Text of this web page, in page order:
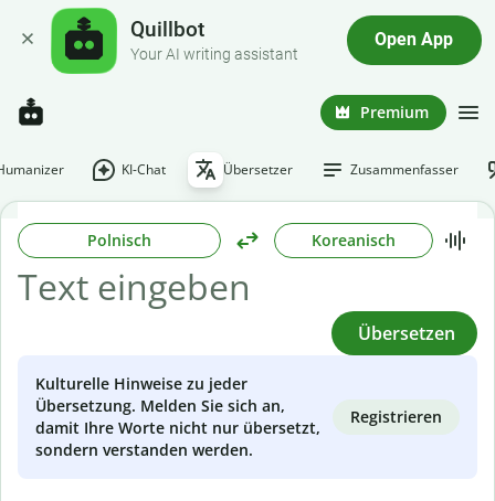
Quillbot
Your AI writing assistant
Open App
Premium
KI-Chat Übersetzer Zusammenfasser
Polnisch Koreanisch
Übersetzen
Kulturelle Hinweise zu jeder
Übersetzung. Melden Sie sich an,
damit Ihre Worte nicht nur übersetzt,
sondern verstanden werden.
Registrieren